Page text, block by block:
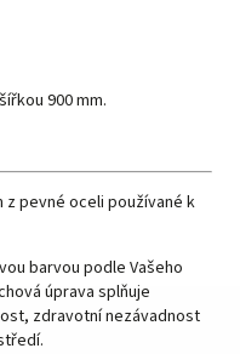
900 mm.
z pevné oceli používané k
barvou podle Vašeho
úprava splňuje
zdravotní nezávadnost